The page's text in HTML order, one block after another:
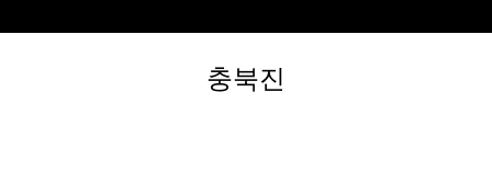
충북진